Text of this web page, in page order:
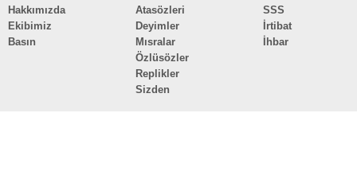
Hakkımızda
Ekibimiz
Basın
Atasözleri
Deyimler
Mısralar
Özlüsözler
Replikler
Sizden
SSS
İrtibat
İhbar